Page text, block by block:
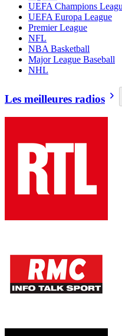
UEFA Champions
UEFA Europa League
Premier League
NFL
NBA Basketball
Major League Baseball
NHL
Les meilleures radios